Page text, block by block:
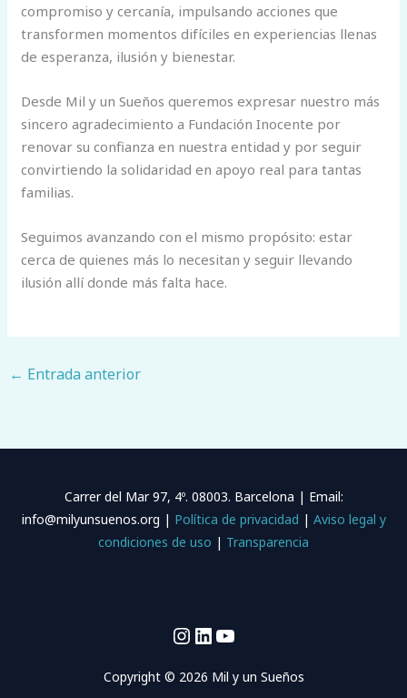
compromiso y cercanía, impulsando acciones que
transformen momentos difíciles en experiencias llenas
de esperanza, ilusión y bienestar.
Desde Mil y un Sueños queremos expresar nuestro más
sincero agradecimiento a Fundación Inocente por
renovar su confianza en nuestra entidad y por seguir
convirtiendo la solidaridad en apoyo real para tantas
familias.
Seguimos avanzando con el mismo propósito: estar
cerca de quienes más lo necesitan y seguir llevando
ilusión allí donde más falta hace.
← Entrada anterior
Carrer del Mar 97, 4º. 08003. Barcelona | Email:
info@milyunsuenos.org | Política de privacidad | Aviso legal y
condiciones de uso | Transparencia
Copyright © 2026 Mil y un Sueños